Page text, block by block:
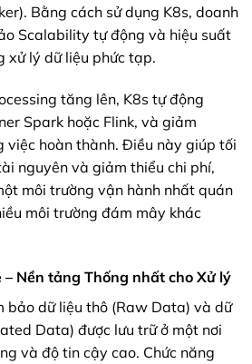
Bằng cách sử dụng K8s, doanh
Scalability tự động và hiệu suất
xử lý dữ liệu phức tạp.
tăng lên, K8s tự động
Spark hoặc Flink, và giảm
việc hoàn thành. Điều này giúp tối
nguyên và giảm thiểu chi phí,
môi trường vận hành nhất quán
môi trường đám mây khác
– Nền tảng Thống nhất cho Xử lý
bảo dữ liệu thô (Raw Data) và dữ
Data) được lưu trữ ở một nơi
và độ tin cậy cao. Chức năng